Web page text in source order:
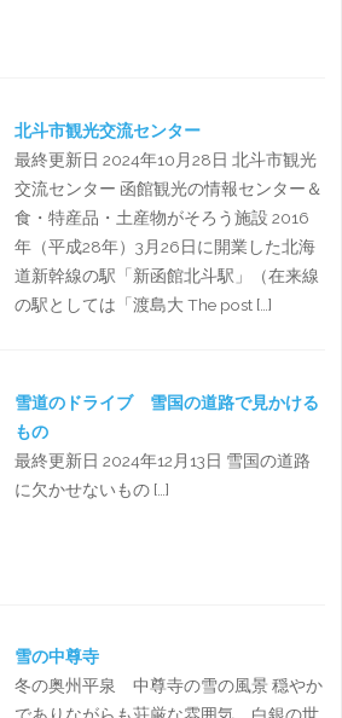
北斗市観光交流センター
最終更新日 2024年10月28日 北斗市観光
交流センター 函館観光の情報センター＆
食・特産品・土産物がそろう施設 2016
年（平成28年）3月26日に開業した北海
道新幹線の駅「新函館北斗駅」（在来線
の駅としては「渡島大 The post […]
雪道のドライブ 雪国の道路で見かける
もの
最終更新日 2024年12月13日 雪国の道路
に欠かせないもの […]
雪の中尊寺
冬の奥州平泉 中尊寺の雪の風景 穏やか